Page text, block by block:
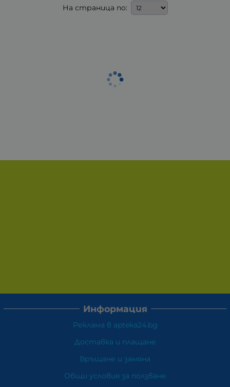
На страница по:
Информация
Реклама в apteka24.bg
Доставка и плащане
Връщане и замяна
Общи условия за ползване